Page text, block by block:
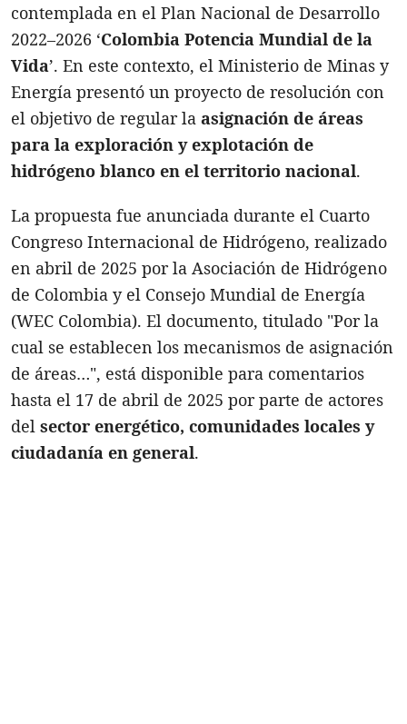
contemplada en el Plan Nacional de Desarrollo
2022–2026 ‘Colombia Potencia Mundial de la
Vida’. En este contexto, el Ministerio de Minas y
Energía presentó un proyecto de resolución con
el objetivo de regular la asignación de áreas
para la exploración y explotación de
hidrógeno blanco en el territorio nacional.
La propuesta fue anunciada durante el Cuarto
Congreso Internacional de Hidrógeno, realizado
en abril de 2025 por la Asociación de Hidrógeno
de Colombia y el Consejo Mundial de Energía
(WEC Colombia). El documento, titulado "Por la
cual se establecen los mecanismos de asignación
de áreas…", está disponible para comentarios
hasta el 17 de abril de 2025 por parte de actores
del sector energético, comunidades locales y
ciudadanía en general.